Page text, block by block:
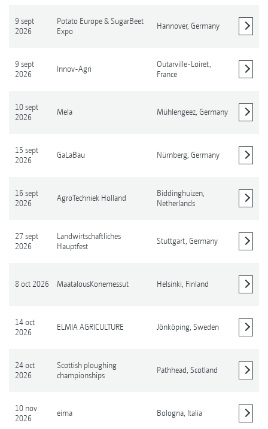
9 sept
2026
Potato Europe & SugarBeet
Expo
Hannover, Germany
9 sept
2026
Innov-Agri
Outarville-Loiret,
France
10 sept
2026
Mela Mühlengeez, Germany
15 sept
2026
GaLaBau Nürnberg, Germany
16 sept
2026
AgroTechniek Holland
Biddinghuizen,
Netherlands
27 sept
2026
Landwirtschaftliches
Hauptfest
Stuttgart, Germany
8 oct 2026 MaatalousKonemessut Helsinki, Finland
14 oct
2026
ELMIA AGRICULTURE Jönköping, Sweden
24 oct
2026
Scottish ploughing
championships
Pathhead, Scotland
10 nov
2026
eima Bologna, Italia